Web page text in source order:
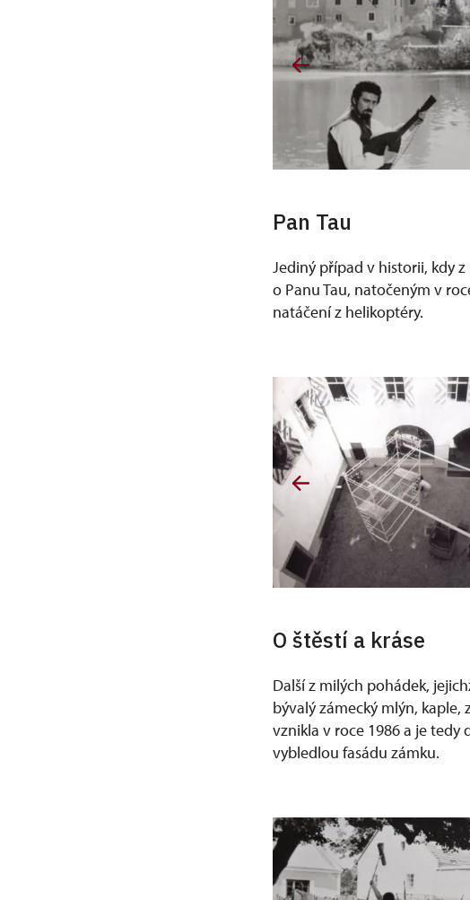
Pan Tau
Jediný případ v historii, kdy
o Panu Tau, natočeným v
natáčení z helikoptéry.
O štěstí a kráse
Další z milých pohádek,
bývalý zámecký mlýn,
vznikla v roce 1986 a je
vybledlou fasádu zámku.